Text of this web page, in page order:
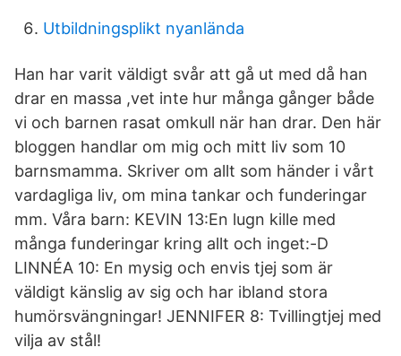
Utbildningsplikt nyanlända
Han har varit väldigt svår att gå ut med då han
drar en massa ,vet inte hur många gånger både
vi och barnen rasat omkull när han drar. Den här
bloggen handlar om mig och mitt liv som 10
barnsmamma. Skriver om allt som händer i vårt
vardagliga liv, om mina tankar och funderingar
mm. Våra barn: KEVIN 13:En lugn kille med
många funderingar kring allt och inget:-D
LINNÉA 10: En mysig och envis tjej som är
väldigt känslig av sig och har ibland stora
humörsvängningar! JENNIFER 8: Tvillingtjej med
vilja av stål!